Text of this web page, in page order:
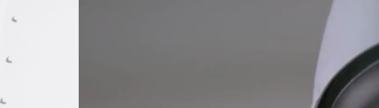
Nos Actualités